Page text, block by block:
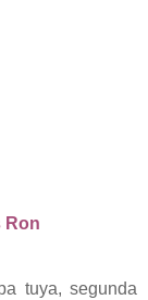
Ron
tuya, segunda